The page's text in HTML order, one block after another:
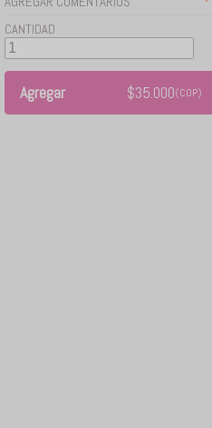
CANTIDAD
Agregar $35.000(COP)